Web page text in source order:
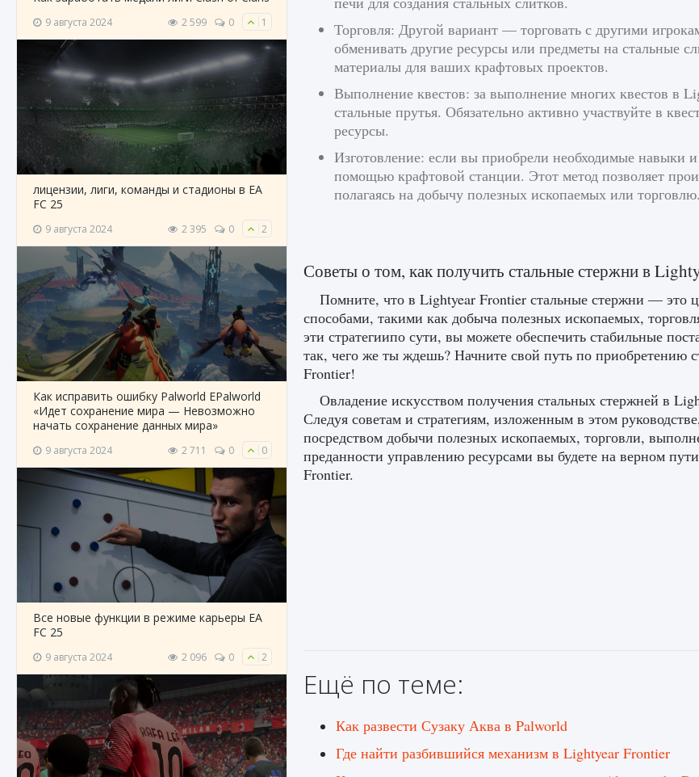
9 августа 2024 2 599 0 1
лицензии, лиги, команды и стадионы в EA
FC 25
9 августа 2024 2 395 0 2
Как исправить ошибку Palworld EPalworld
«Идет сохранение мира — Невозможно
начать сохранение данных мира»
9 августа 2024 2 711 0 0
Все новые функции в режиме карьеры EA
FC 25
9 августа 2024 2 096 0 2
Торговля: Другой вариант — торговать с другими
обменивать другие ресурсы или предметы на стальные
материалы для ваших крафтовых проектов.
Выполнение квестов: за выполнение многих квестов в
стальные прутья. Обязательно активно участвуйте в
ресурсы.
Изготовление: если вы приобрели необходимые навыки
помощью крафтовой станции. Этот метод позволяет
полагаясь на добычу полезных ископаемых или торговлю.
Советы о том, как получить стальные стержни в
Помните, что в Lightyear Frontier стальные стержни — это
способами, такими как добыча полезных ископаемых,
эти стратегиипо сути, вы можете обеспечить стабильные
так, чего же ты ждешь? Начните свой путь по приобретению
Frontier!
Овладение искусством получения стальных стержней в
Следуя советам и стратегиям, изложенным в этом
посредством добычи полезных ископаемых, торговли,
преданности управлению ресурсами вы будете на верном
Frontier.
Ещё по теме:
Как развести Сузаку Аква в Palworld
Где найти разбившийся механизм в Lightyear Frontier